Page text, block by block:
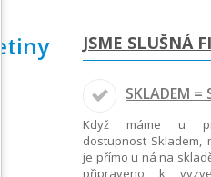
JSME SLUŠNÁ
SKLADEM =
Když máme u
dostupnost Skladem,
je přímo u ná na
připraveno k